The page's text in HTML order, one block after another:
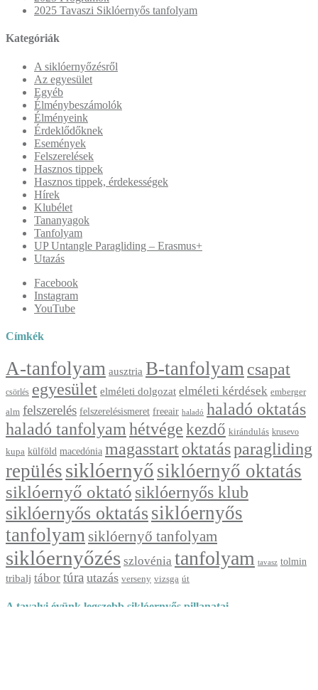
2025 Tavaszi Siklóernyős tanfolyam
Kategóriák
A siklóernyőzésről
Az egyesület
Egyéb
Élménybeszámolók
Élményeink
Érdeklődőknek
Események
Felszerelések
Hasznos tippek
Hasznos tippek, érdekességek
Hírek
Klubélet
Tananyagok
Tanfolyam
UP Untangle Paragliding – Erasmus+
Utazás
Facebook
Instagram
YouTube
Címkék
A-tanfolyam ausztria B-tanfolyamcsapat
csörlés egyesület elméleti dolgozat elméleti kérdések emberger
alm felszerelés felszerelésismeret freeair haladó haladó oktatás
haladó tanfolyam hétvégekezdő kirándulás krusevo
kupa külföld macedónia magasstartoktatásparagliding
repülés siklóernyő siklóernyő oktatás
siklóernyő oktató siklóernyős klub
siklóernyős oktatás siklóernyős
tanfolyam siklóernyő tanfolyam
siklóernyőzés szlovénia tanfolyam tavasz tolmin
tribalj tábor túra utazás verseny vizsga út
A tavalyi évünk legszebb siklóernyős pillanatai